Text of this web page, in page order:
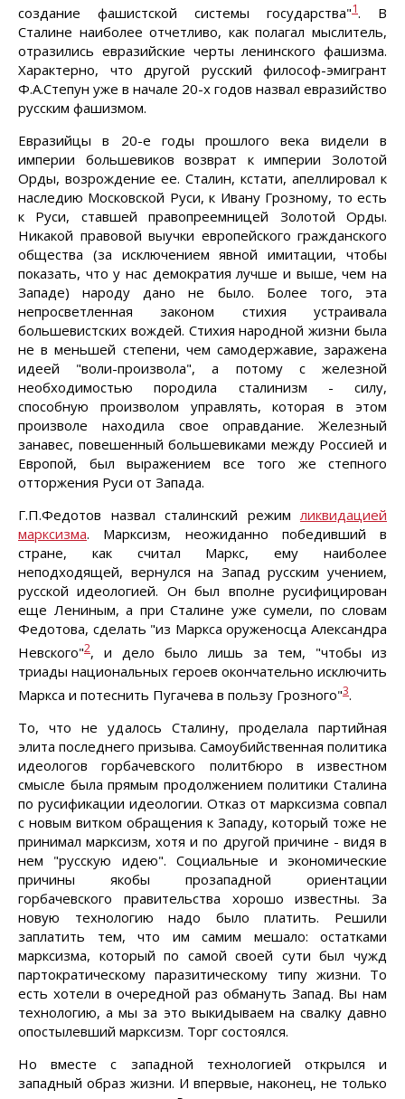
создание фашистской системы государства"1. В
Сталине наиболее отчетливо, как полагал мыслитель,
отразились евразийские черты ленинского фашизма.
Характерно, что другой русский философ-эмигрант
Ф.А.Степун уже в начале 20-х годов назвал евразийство
русским фашизмом.
Евразийцы в 20-е годы прошлого века видели в
империи большевиков возврат к империи Золотой
Орды, возрождение ее. Сталин, кстати, апеллировал к
наследию Московской Руси, к Ивану Грозному, то есть
к Руси, ставшей правопреемницей Золотой Орды.
Никакой правовой выучки европейского гражданского
общества (за исключением явной имитации, чтобы
показать, что у нас демократия лучше и выше, чем на
Западе) народу дано не было. Более того, эта
непросветленная законом стихия устраивала
большевистских вождей. Стихия народной жизни была
не в меньшей степени, чем самодержавие, заражена
идеей "воли-произвола", а потому с железной
необходимостью породила сталинизм - силу,
способную произволом управлять, которая в этом
произволе находила свое оправдание. Железный
занавес, повешенный большевиками между Россией и
Европой, был выражением все того же степного
отторжения Руси от Запада.
Г.П.Федотов назвал сталинский режимликвидацией
марксизма. Марксизм, неожиданно победивший в
стране, как считал Маркс, ему наиболее
неподходящей, вернулся на Запад русским учением,
русской идеологией. Он был вполне русифицирован
еще Лениным, а при Сталине уже сумели, по словам
Федотова, сделать "из Маркса оруженосца Александра
Невского"2, и дело было лишь за тем, "чтобы из
триады национальных героев окончательно исключить
Маркса и потеснить Пугачева в пользу Грозного"3.
То, что не удалось Сталину, проделала партийная
элита последнего призыва. Самоубийственная политика
идеологов горбачевского политбюро в известном
смысле была прямым продолжением политики Сталина
по русификации идеологии. Отказ от марксизма совпал
с новым витком обращения к Западу, который тоже не
принимал марксизм, хотя и по другой причине - видя в
нем "русскую идею". Социальные и экономические
причины якобы прозападной ориентации
горбачевского правительства хорошо известны. За
новую технологию надо было платить. Решили
заплатить тем, что им самим мешало: остатками
марксизма, который по самой своей сути был чужд
партократическому паразитическому типу жизни. То
есть хотели в очередной раз обмануть Запад. Вы нам
технологию, а мы за это выкидываем на свалку давно
опостылевший марксизм. Торг состоялся.
Но вместе с западной технологией открылся и
западный образ жизни. И впервые, наконец, не только